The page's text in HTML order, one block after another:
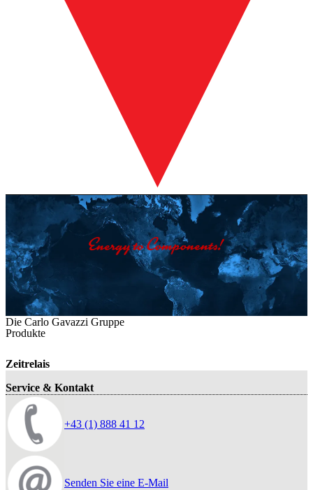
Die Carlo Gavazzi Gruppe
Produkte
Zeitrelais
Service & Kontakt
+43 (1) 888 41 12
Senden Sie eine E-Mail